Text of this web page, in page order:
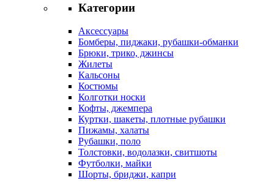
Категории
Аксессуары
Бомберы, пиджаки, рубашки-обманки
Брюки, трико, джинсы
Жилеты
Кальсоны
Костюмы
Колготки носки
Кофты, джемпера
Куртки, шакеты, плотные рубашки
Пижамы, халаты
Рубашки, поло
Толстовки, водолазки, свитшоты
Футболки, майки
Шорты, бриджи, капри